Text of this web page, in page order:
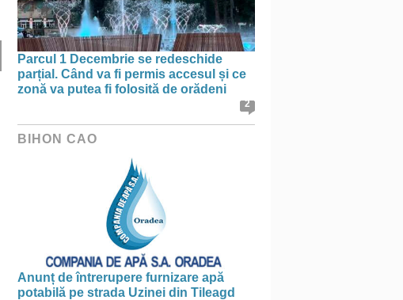
Parcul 1 Decembrie se redeschide
parțial. Când va fi permis accesul și ce
zonă va putea fi folosită de orădeni
2
BIHON CAO
Anunț de întrerupere furnizare apă
potabilă pe strada Uzinei din Tileagd